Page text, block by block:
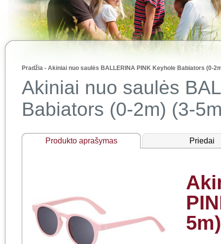
Pradžia - Akiniai nuo saulės BALLERINA PINK Keyhole Babiators (0-
Akiniai nuo saulės
Babiators (0-2m) (3-
Produkto aprašymas Priedai
5m)